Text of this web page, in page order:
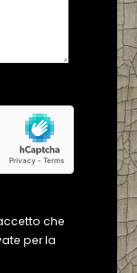
che
per la